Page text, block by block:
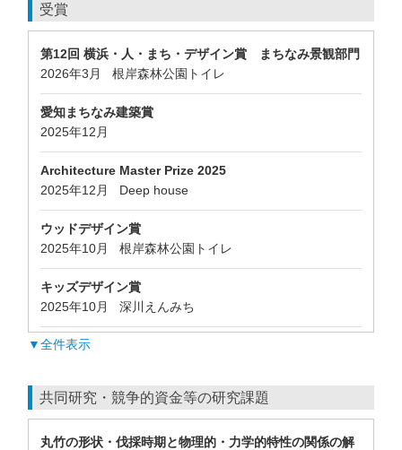
受賞
第12回 横浜・人・まち・デザイン賞 まちなみ景観部門
2026年3月 根岸森林公園トイレ
愛知まちなみ建築賞
2025年12月
Architecture Master Prize 2025
2025年12月 Deep house
ウッドデザイン賞
2025年10月 根岸森林公園トイレ
キッズデザイン賞
2025年10月 深川えんみち
▼全件表示
共同研究・競争的資金等の研究課題
丸竹の形状・伐採時期と物理的・力学的特性の関係の解